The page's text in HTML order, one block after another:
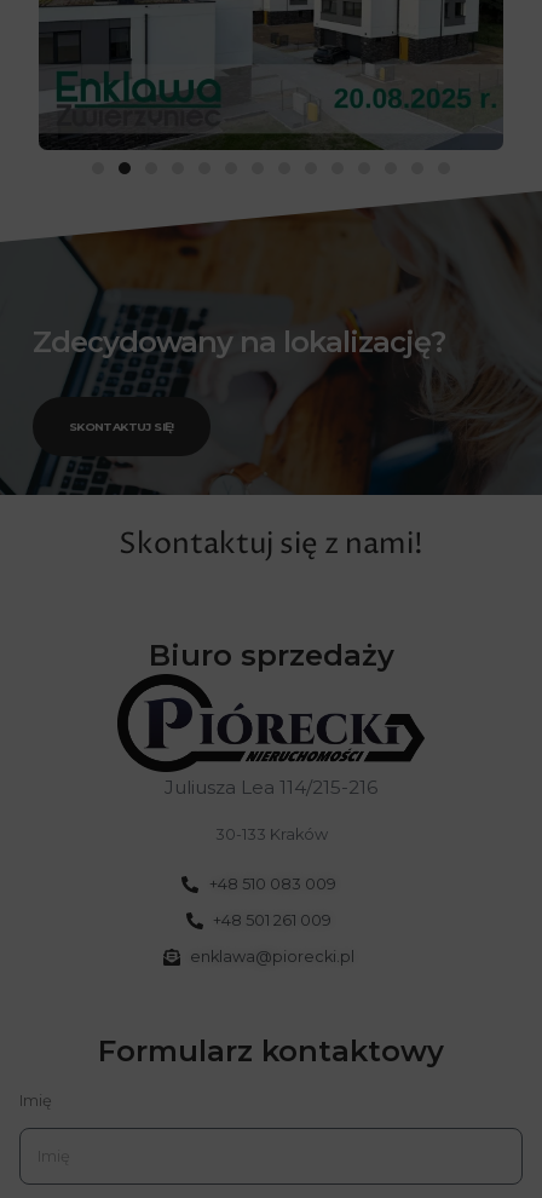
Zdecydowany na lokalizację?
SKONTAKTUJ SIĘ!
Skontaktuj się z nami!
Biuro sprzedaży
Juliusza Lea 114/215-216
30-133 Kraków
+48 510 083 009
+48 501 261 009
enklawa@piorecki.pl
Formularz kontaktowy
Imię